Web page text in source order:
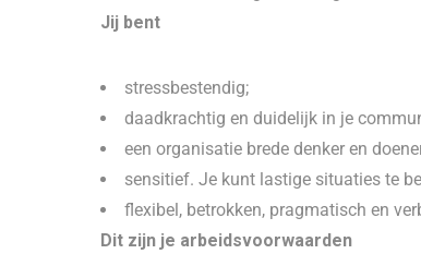
Jij bent
stressbestendig;
daadkrachtig en duidelijk in je
een organisatie brede denker en
sensitief. Je kunt lastige situaties te
flexibel, betrokken, pragmatisch en
Dit zijn je arbeidsvoorwaarden